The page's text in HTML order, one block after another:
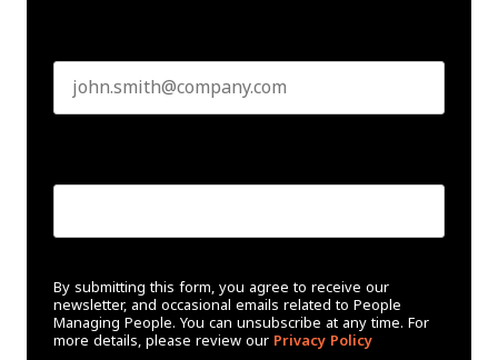
By submitting this form, you agree to receive our
newsletter, and occasional emails related to People
Managing People. You can unsubscribe at any time. For
more details, please review our Privacy Policy